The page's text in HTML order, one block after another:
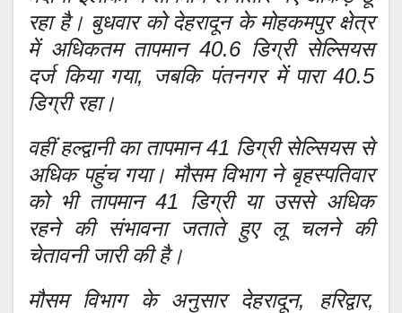
रहा है। बुधवार को देहरादून के मोहकमपुर क्षेत्र
में अधिकतम तापमान 40.6 डिग्री सेल्सियस
दर्ज किया गया, जबकि पंतनगर में पारा 40.5
डिग्री रहा।
वहीं हल्द्वानी का तापमान 41 डिग्री सेल्सियस से
अधिक पहुंच गया। मौसम विभाग ने बृहस्पतिवार
को भी तापमान 41 डिग्री या उससे अधिक
रहने की संभावना जताते हुए लू चलने की
चेतावनी जारी की है।
मौसम विभाग के अनुसार देहरादून, हरिद्वार,